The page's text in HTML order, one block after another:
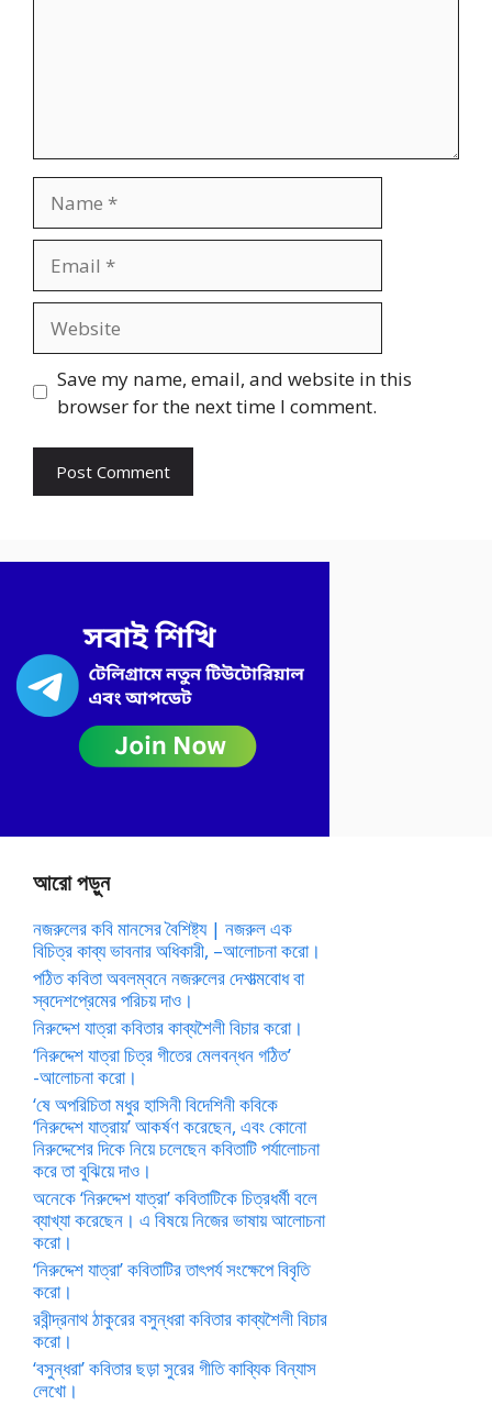
Save my name, email, and website in this
browser for the next time I comment.
আরো পড়ুন
নজরুলের কবি মানসের বৈশিষ্ট্য | নজরুল এক
বিচিত্র কাব্য ভাবনার অধিকারী, –আলোচনা করো।
পঠিত কবিতা অবলম্বনে নজরুলের দেশাত্মবোধ বা
স্বদেশপ্রেমের পরিচয় দাও।
নিরুদ্দেশ যাত্রা কবিতার কাব্যশৈলী বিচার করো।
‘নিরুদ্দেশ যাত্রা চিত্র গীতের মেলবন্ধন গঠিত’
-আলোচনা করো।
‘ষে অপরিচিতা মধুর হাসিনী বিদেশিনী কবিকে
‘নিরুদ্দেশ যাত্রায়’ আকর্ষণ করেছেন, এবং কোনো
নিরুদ্দেশের দিকে নিয়ে চলেছেন কবিতাটি পর্যালোচনা
করে তা বুঝিয়ে দাও।
অনেকে ‘নিরুদ্দেশ যাত্রা’ কবিতাটিকে চিত্রধর্মী বলে
ব্যাখ্যা করেছেন। এ বিষয়ে নিজের ভাষায় আলোচনা
করো।
‘নিরুদ্দেশ যাত্রা’ কবিতাটির তাৎপর্য সংক্ষেপে বিবৃতি
করো।
রবীন্দ্রনাথ ঠাকুরের বসুন্ধরা কবিতার কাব্যশৈলী বিচার
করো।
‘বসুন্ধরা’ কবিতার ছড়া সুরের গীতি কাব্যিক বিন্যাস
লেখো।